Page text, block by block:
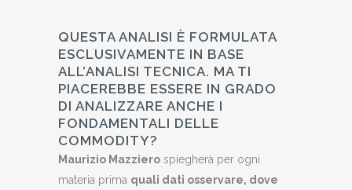
QUESTA ANALISI È FORMULATA
ESCLUSIVAMENTE IN BASE
ALL’ANALISI TECNICA. MA TI
PIACEREBBE ESSERE IN GRADO
DI ANALIZZARE ANCHE I
FONDAMENTALI DELLE
COMMODITY?
Maurizio Mazziero spiegherà per ogni
materia prima quali dati osservare, dove